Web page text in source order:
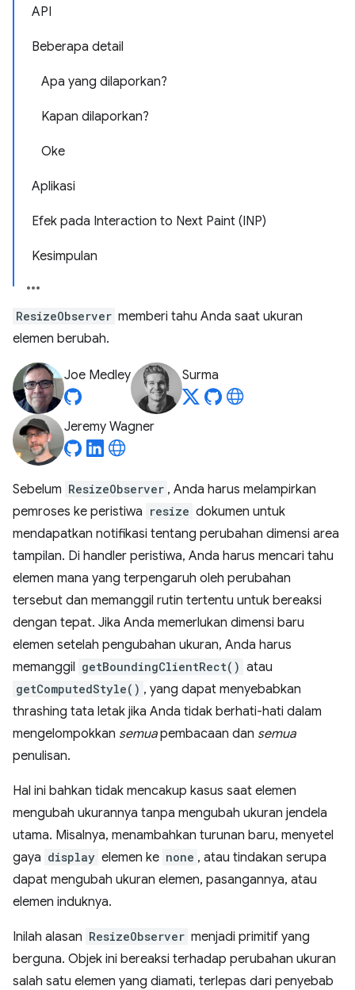
API
Beberapa detail
Apa yang dilaporkan?
Kapan dilaporkan?
Oke
Aplikasi
Efek pada Interaction to Next Paint (INP)
Kesimpulan
ResizeObserver memberi tahu Anda saat ukuran
elemen berubah.
Joe Medley Surma
Jeremy Wagner
Sebelum ResizeObserver , Anda harus melampirkan
pemroses ke peristiwa resize dokumen untuk
mendapatkan notifikasi tentang perubahan dimensi area
tampilan. Di handler peristiwa, Anda harus mencari tahu
elemen mana yang terpengaruh oleh perubahan
tersebut dan memanggil rutin tertentu untuk bereaksi
dengan tepat. Jika Anda memerlukan dimensi baru
elemen setelah pengubahan ukuran, Anda harus
memanggil getBoundingClientRect() atau
getComputedStyle() , yang dapat menyebabkan
thrashing tata letak jika Anda tidak berhati-hati dalam
mengelompokkan semuapembacaan dan semua
penulisan.
Hal ini bahkan tidak mencakup kasus saat elemen
mengubah ukurannya tanpa mengubah ukuran jendela
utama. Misalnya, menambahkan turunan baru, menyetel
gaya display elemen ke none , atau tindakan serupa
dapat mengubah ukuran elemen, pasangannya, atau
elemen induknya.
Inilah alasan ResizeObserver menjadi primitif yang
berguna. Objek ini bereaksi terhadap perubahan ukuran
salah satu elemen yang diamati, terlepas dari penyebab